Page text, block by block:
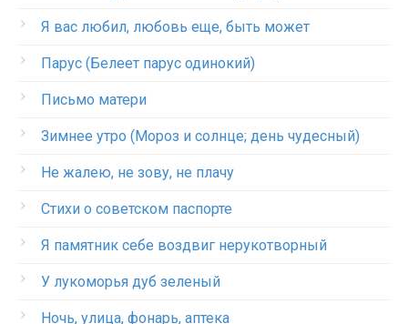
Я вас любил, любовь еще, быть может
Парус (Белеет парус одинокий)
Письмо матери
Зимнее утро (Мороз и солнце; день чудесный)
Не жалею, не зову, не плачу
Стихи о советском паспорте
Я памятник себе воздвиг нерукотворный
У лукоморья дуб зеленый
Ночь, улица, фонарь, аптека